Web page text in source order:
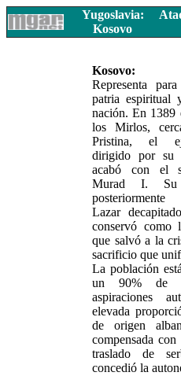
Yugoslavia:
Kosovo
Kosovo:
Representa
patria espiritual
nación. En 1389
los Mirlos,
Pristina, el
dirigido por su
acabó con el
Murad I. Su
Lazar
conservó como
que salvó a la
sacrificio que
La población
un 90% de
aspiraciones
elevada
de origen
compensada
traslado de
concedió la